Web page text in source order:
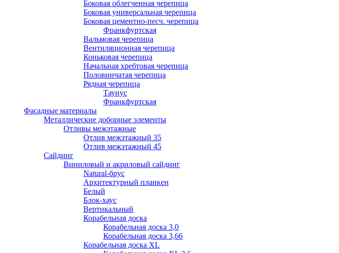
Боковая облегченная черепица
Боковая универсальная черепица
Боковая цементно-песч. черепица
Франкфуртская
Вальмовая черепица
Вентиляционная черепица
Коньковая черепица
Начальная хребтовая черепица
Половинчатая черепица
Рядная черепица
Таунус
Франкфуртская
Фасадные материалы
Металлические доборные элементы
Отливы межэтажные
Отлив межэтажный 35
Отлив межэтажный 45
Сайдинг
Виниловый и акриловый сайдинг
Natural-брус
Архитектурный планкен
Белый
Блок-хаус
Вертикальный
Корабельная доска
Корабельная доска 3,0
Корабельная доска 3,66
Корабельная доска XL